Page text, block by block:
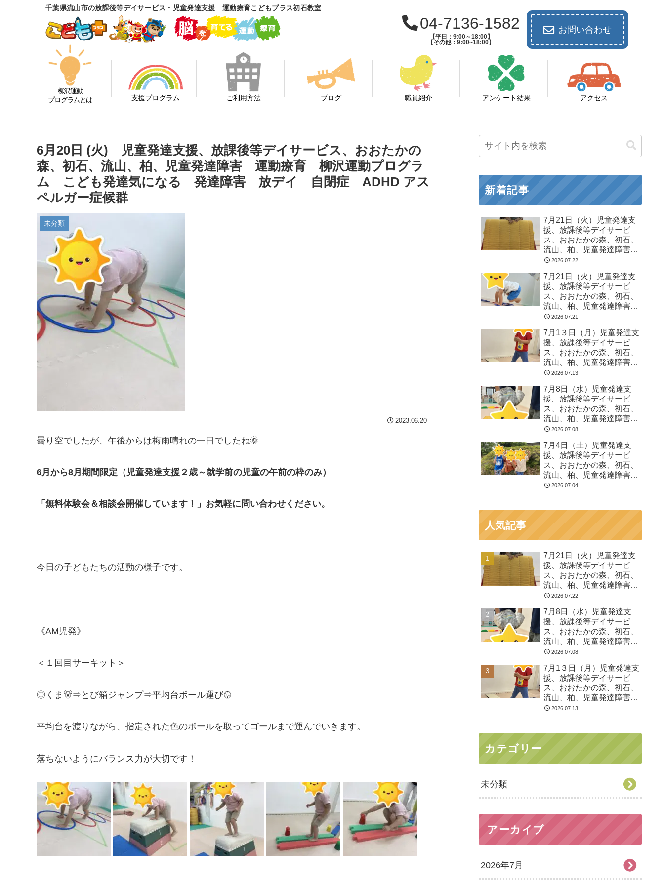
千葉県流山市の放課後等デイサービス・児童発達支援 運動療育こどもプラス初石教室
04-7136-1582
【平日：9:00～18:00】
【その他：9:00~18:00】
お問い合わせ
柳沢運動
プログラムとは
支援プログラム ご利用方法 ブログ 職員紹介 アンケート結果 アクセス
6月20日 (火) 児童発達支援、放課後等デイサービス、おおたかの
森、初石、流山、柏、児童発達障害 運動療育 柳沢運動プログラ
ム こども発達気になる 発達障害 放デイ 自閉症 ADHD アス
ペルガー症候群
未分類
2023.06.20
曇り空でしたが、午後からは梅雨晴れの一日でしたね🌞
6月から8月期間限定（児童発達支援２歳～就学前の児童の午前の枠のみ）
「無料体験会＆相談会開催しています！」お気軽に問い合わせください。
今日の子どもたちの活動の様子です。
《AM児発》
＜１回目サーキット＞
◎くま🐻⇒とび箱ジャンプ⇒平均台ボール運び🥎
平均台を渡りながら、指定された色のボールを取ってゴールまで運んでいきます。
落ちないようにバランス力が大切です！
新着記事
7月21日（火）児童発達支
援、放課後等デイサービ
ス、おおたかの森、初石、
流山、柏、児童発達障害
運動療育 柳沢運動プログ
る 発達障害 放デイ 自
閉症 ADHD アスペルガ
ー症候
2026.07.22
7月21日（火）児童発達支
援、放課後等デイサービ
ス、おおたかの森、初石、
流山、柏、児童発達障害
運動療育 柳沢運動プログ
る 発達障害 放デイ 自
閉症 ADHD アスペルガ
ー症候
2026.07.21
7月1３日（月）児童発達支
援、放課後等デイサービ
ス、おおたかの森、初石、
流山、柏、児童発達障害
運動療育 柳沢運動プログ
る 発達障害 放デイ 自
閉症 ADHD アスペルガ
ー症候
2026.07.13
7月8日（水）児童発達支
援、放課後等デイサービ
ス、おおたかの森、初石、
流山、柏、児童発達障害
運動療育 柳沢運動プログ
る 発達障害 放デイ 自
閉症 ADHD アスペルガ
ー症候
2026.07.08
7月4日（土）児童発達支
援、放課後等デイサービ
ス、おおたかの森、初石、
流山、柏、児童発達障害
運動療育 柳沢運動プログ
2026.07.04
人気記事
7月21日（火）児童発達支
援、放課後等デイサービ
ス、おおたかの森、初石、
流山、柏、児童発達障害
運動療育 柳沢運動プログ
る 発達障害 放デイ 自
閉症 ADHD アスペルガ
ー症候
2026.07.22
7月8日（水）児童発達支
援、放課後等デイサービ
ス、おおたかの森、初石、
流山、柏、児童発達障害
運動療育 柳沢運動プログ
る 発達障害 放デイ 自
閉症 ADHD アスペルガ
ー症候
2026.07.08
7月1３日（月）児童発達支
援、放課後等デイサービ
ス、おおたかの森、初石、
流山、柏、児童発達障害
運動療育 柳沢運動プログ
2026.07.13
カテゴリー
未分類
アーカイブ
2026年7月